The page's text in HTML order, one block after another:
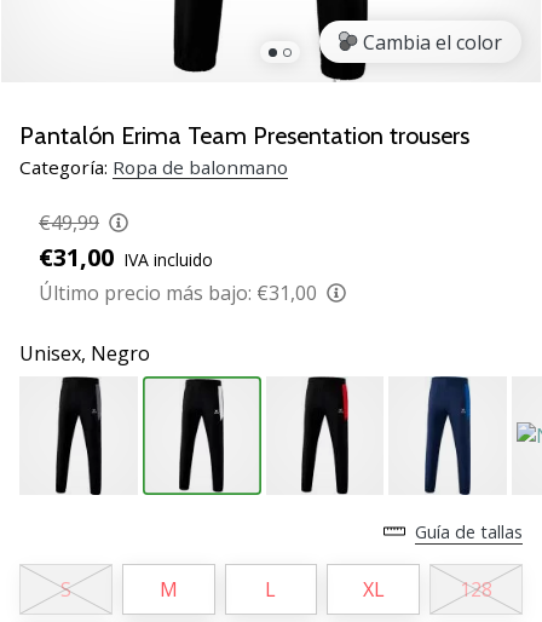
Accelerate
SQD
Descubre
las
actualizaciones
y…
25. 11. 2024
2 min. de lectura
embajador
Weplayhandball!
Cambia el color
Pantalón Erima Team Presentation trousers
Categoría: Ropa de balonmano
€49,99
€31,00 IVA incluido
Último precio más bajo: €31,00
Unisex, Negro
Guía de tallas
S M L XL 128